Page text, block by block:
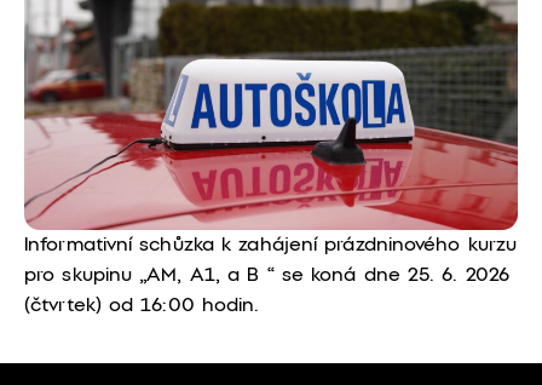
Informativní schůzka k zahájení prázdninového kurzu
pro skupinu „AM, A1, a B “ se koná dne 25. 6. 2026
(čtvrtek) od 16:00 hodin.